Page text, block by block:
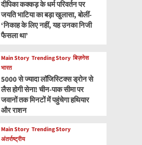
दीपिका कक्कड़ के धर्म परिवर्तन पर
जयति भाटिया का बड़ा खुलासा, बोलीं-
‘निकाह के लिए नहीं, यह उनका निजी
फैसला था’
Main Story Trending Story बिज़नेस
भारत
5000 से ज्यादा लॉजिस्टिक्स ड्रोन से
लैस होगी सेना! चीन-पाक सीमा पर
जवानों तक मिनटों में पहुंचेगा हथियार
और राशन
Main Story Trending Story
अंतर्राष्ट्रीय